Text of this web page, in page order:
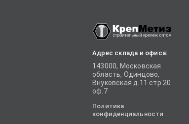
Адрес склада и офиса:
143000, Московская
область, Одинцово,
Внуковская д.11 стр.20
оф.7
Политика
конфиденциальности